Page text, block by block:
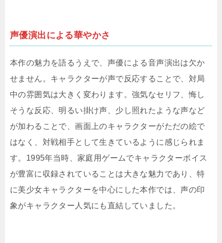
声優演出による華やかさ
本作の魅力を語るうえで、声優による音声演出は欠か
せません。キャラクターが声で反応することで、対局
中の雰囲気は大きく変わります。強気なセリフ、悔し
そうな反応、明るい掛け声、少し照れたような声など
が加わることで、画面上のキャラクターがただの絵で
はなく、対戦相手として生きているように感じられま
す。1995年当時、家庭用ゲームでキャラクターボイス
が豊富に収録されていることは大きな魅力であり、特
に美少女キャラクターを中心にした本作では、声の印
象がキャラクター人気にも直結していました。